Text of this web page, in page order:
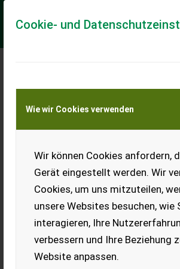
Cookie- und
Wie wir Cookies verwenden
Wir können Cookies anfordern,
Gerät eingestellt werden. Wir
Cookies, um uns mitzuteilen,
unsere Websites besuchen, wie
interagieren, Ihre
verbessern und Ihre Beziehung
Website anpassen.
Meine
Transport von Land- und
KEINE
Ladeort
Ort